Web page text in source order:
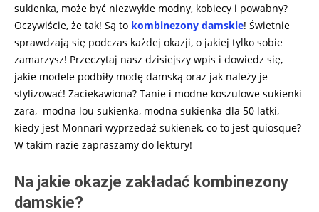
sukienka, może być niezwykle modny, kobiecy i powabny?
Oczywiście, że tak! Są to kombinezony damskie! Świetnie
sprawdzają się podczas każdej okazji, o jakiej tylko sobie
zamarzysz! Przeczytaj nasz dzisiejszy wpis i dowiedz się,
jakie modele podbiły modę damską oraz jak należy je
stylizować! Zaciekawiona? Tanie i modne koszulowe sukienki
zara, modna lou sukienka, modna sukienka dla 50 latki,
kiedy jest Monnari wyprzedaż sukienek, co to jest quiosque?
W takim razie zapraszamy do lektury!
Na jakie okazje zakładać kombinezony
damskie?